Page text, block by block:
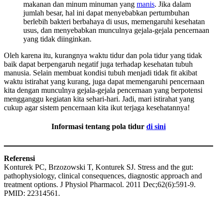
makanan dan minum minuman yang manis. Jika dalam
jumlah besar, hal ini dapat menyebabkan pertumbuhan
berlebih bakteri berbahaya di usus, memengaruhi kesehatan
usus, dan menyebabkan munculnya gejala-gejala pencernaan
yang tidak diinginkan.
Oleh karena itu, kurangnya waktu tidur dan pola tidur yang tidak
baik dapat berpengaruh negatif juga terhadap kesehatan tubuh
manusia. Selain membuat kondisi tubuh menjadi tidak fit akibat
waktu istirahat yang kurang, juga dapat memengaruhi pencernaan
kita dengan munculnya gejala-gejala pencernaan yang berpotensi
mengganggu kegiatan kita sehari-hari. Jadi, mari istirahat yang
cukup agar sistem pencernaan kita ikut terjaga kesehatannya!
Informasi tentang pola tidur di sini
Referensi
Konturek PC, Brzozowski T, Konturek SJ. Stress and the gut:
pathophysiology, clinical consequences, diagnostic approach and
treatment options. J Physiol Pharmacol. 2011 Dec;62(6):591-9.
PMID: 22314561.